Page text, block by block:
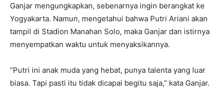
Ganjar mengungkapkan, sebenarnya ingin berangkat ke
Yogyakarta. Namun, mengetahui bahwa Putri Ariani akan
tampil di Stadion Manahan Solo, maka Ganjar dan istirnya
menyempatkan waktu untuk menyaksikannya.
“Putri ini anak muda yang hebat, punya talenta yang luar
biasa. Tapi pasti itu tidak dicapai begitu saja,” kata Ganjar.